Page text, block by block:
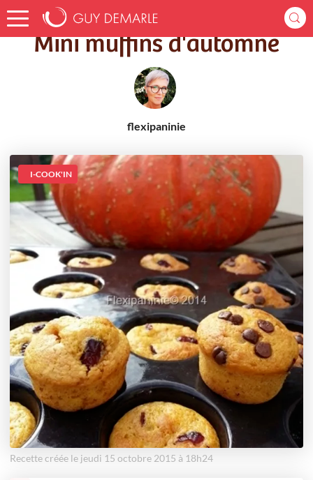
Accueil Recettes Mini muffins d'automne
Mini muffins d'automne
flexipaninie
I-COOK'IN
Recette créée le jeudi 15 octobre 2015 à 18h24